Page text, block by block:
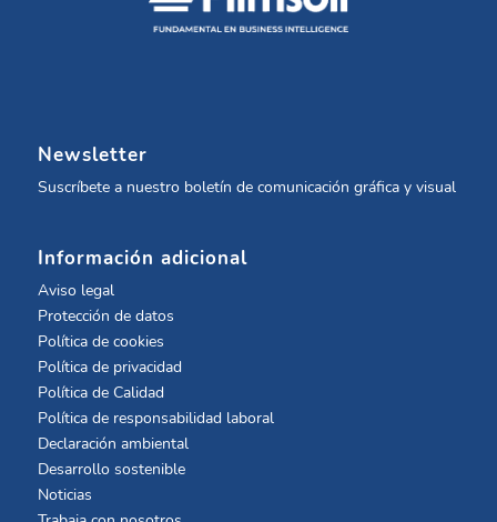
Newsletter
Suscríbete a nuestro boletín de comunicación gráfica y visual
Información adicional
Aviso legal
Protección de datos
Política de cookies
Política de privacidad
Política de Calidad
Política de responsabilidad laboral
Declaración ambiental
Desarrollo sostenible
Noticias